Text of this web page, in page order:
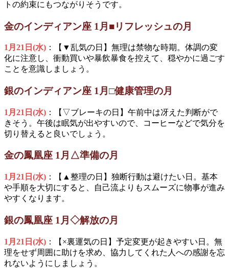
トの約束にもつながりそうです。
金のインディアン座 1月■リフレッシュの月
1月21日(水) ：【▼乱気の日】無理は禁物な時期。体調の変
化に注意し、衝動買いや暴飲暴食を控えて、穏やかに過ごす
ことを意識しましょう。
銀のインディアン座 1月□健康管理の月
1月21日(水) ：【▽ブレーキの日】午前中は冴えた判断がで
きそう。午後は眠気が出やすいので、コーヒーなどで気分を
切り替えると良いでしょう。
金の鳳凰座 1月△準備の月
1月21日(水) ：【▲整理の日】独断行動は避けたい日。基本
や手順を大切にすると、自己流よりもスムーズに物事が進み
やすくなります。
銀の鳳凰座 1月◇解放の月
1月21日(水) ：【×裏運気の日】予定変更が起きやすい日。無
理をせず周囲に助けを求め、協力してくれた人への感謝を忘
れないようにしましょう。